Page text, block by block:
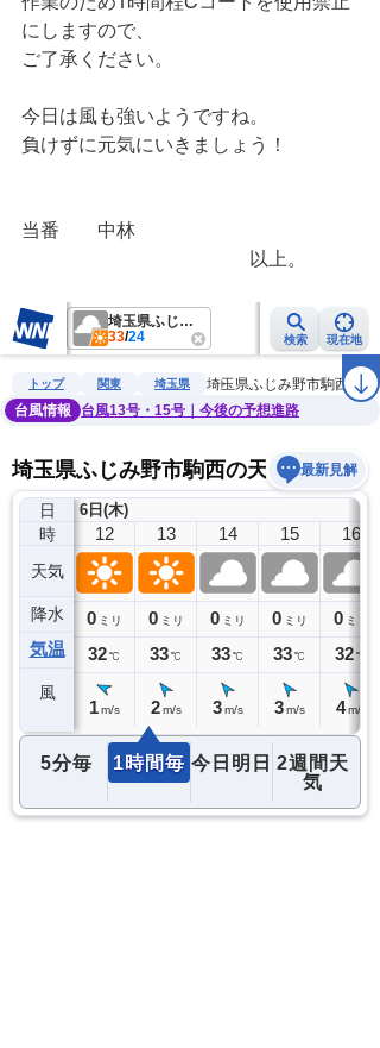
にしますので、
ご了承ください。
今日は風も強いようですね。
負けずに元気にいきましょう！
当番　　中林
以上。